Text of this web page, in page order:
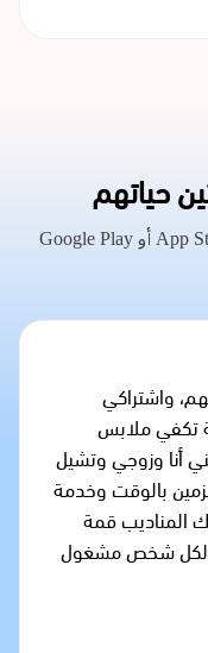
حياتهم
واشتراكي
تكفي ملابس
أنا وزوجي وتشيل
بالوقت وخدمة
المناديب قمة
لكل شخص مشغول